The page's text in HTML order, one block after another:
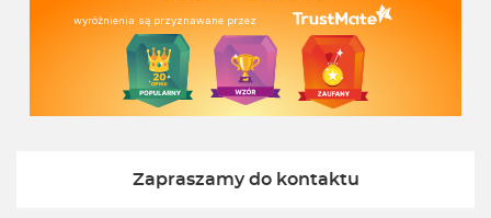
wyróżnienia są przyznawane przez
Zapraszamy do kontaktu